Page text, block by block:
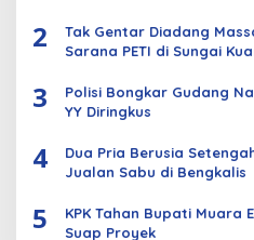
2
Tak Gentar Diadang
Sarana PETI di Sungai
3
Polisi Bongkar Gudang
YY Diringkus
4
Dua Pria Berusia
Jualan Sabu di Bengkalis
5
KPK Tahan Bupati Muara
Suap Proyek